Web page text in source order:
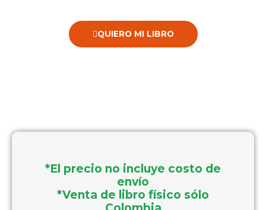
QUIERO MI LIBRO
*El precio no incluye costo de
envío
*Venta de libro físico sólo